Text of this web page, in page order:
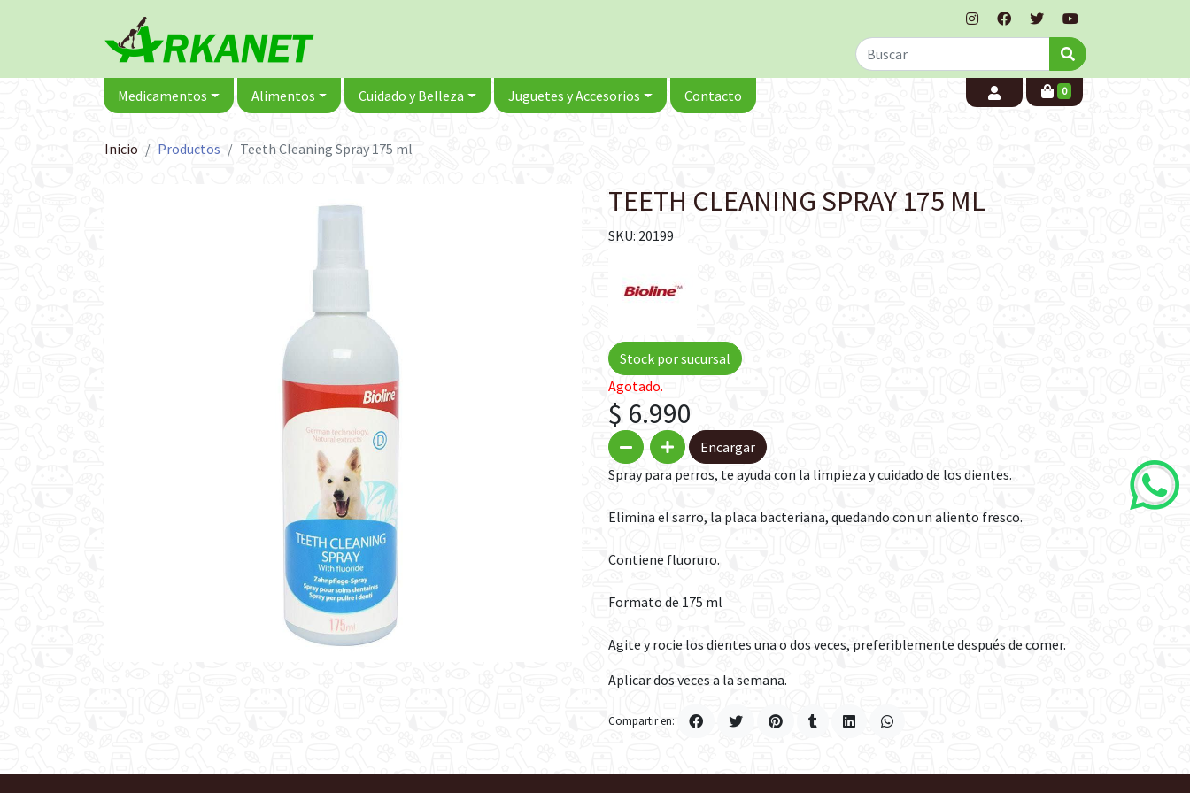
Medicamentos Alimentos Cuidado y Belleza Juguetes y Accesorios Contacto 0
Inicio Productos Teeth Cleaning Spray 175 ml
TEETH CLEANING SPRAY 175 ML
SKU: 20199
Stock por sucursal
Agotado.
$ 6.990
Encargar
Spray para perros, te ayuda con la limpieza y cuidado de los dientes.
Elimina el sarro, la placa bacteriana, quedando con un aliento fresco.
Contiene fluoruro.
Formato de 175 ml
Agite y rocie los dientes una o dos veces, preferiblemente después de comer.
Aplicar dos veces a la semana.
Compartir en: